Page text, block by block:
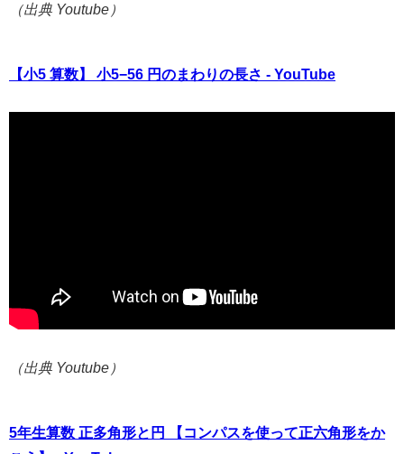
（出典 Youtube）
【小5 算数】 小5−56 円のまわりの長さ - YouTube
（出典 Youtube）
5年生算数 正多角形と円 【コンパスを使って正六角形をか